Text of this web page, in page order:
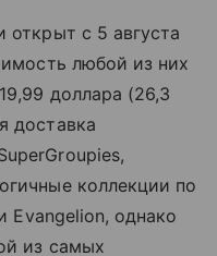
открыт с 5 августа
любой из них
доллара (26,3
доставка
коллекции по
Evangelion, однако
из самых